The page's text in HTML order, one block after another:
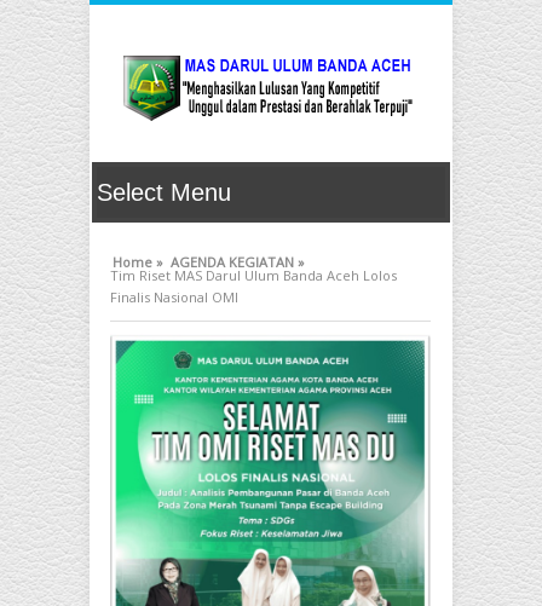
Home » AGENDA KEGIATAN »
Tim Riset MAS Darul Ulum Banda Aceh Lolos
Finalis Nasional OMI